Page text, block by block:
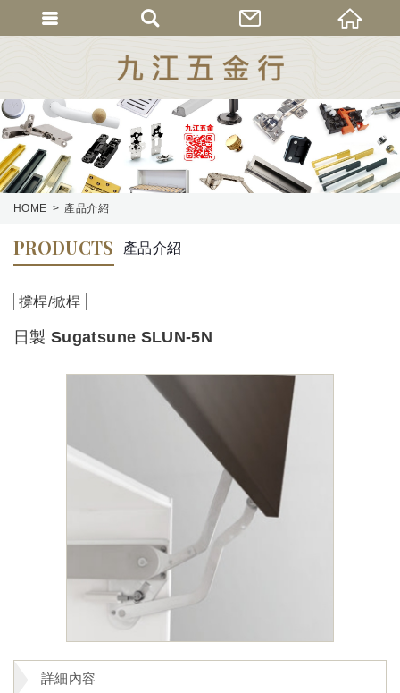
HOME 產品介紹
PRODUCTS 產品介紹
撐桿/掀桿
日製 Sugatsune SLUN-5N
詳細內容